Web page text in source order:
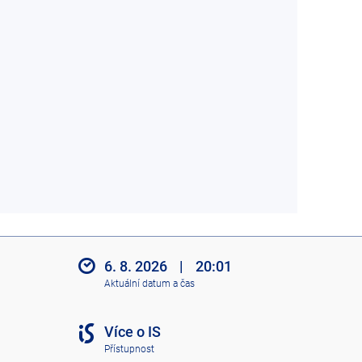
6. 8. 2026 | 20:01
Aktuální datum a čas
Více o IS
Přístupnost